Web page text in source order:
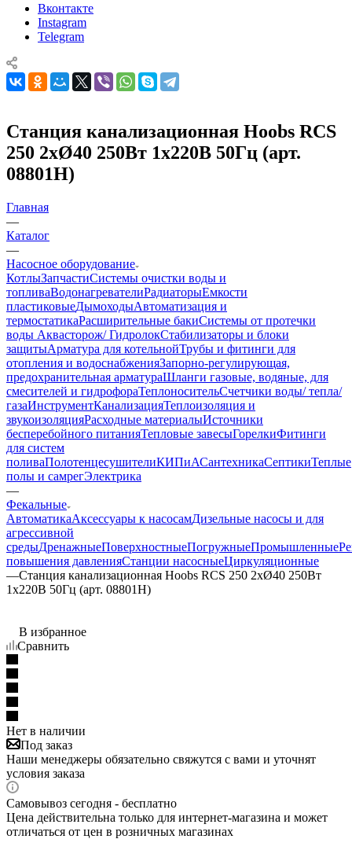
Вконтакте
Instagram
Telegram
Станция канализационная Hoobs RCS
250 2хØ40 250Вт 1x220В 50Гц (арт.
08801H)
Главная
—
Каталог
—
Насосное оборудование
КотлыЗапчастиСистемы очистки воды и
топливаВодонагревателиРадиаторыЕмкости
пластиковыеДымоходыАвтоматизация и
термостатикаРасширительные бакиСистемы от протечки
воды Аквасторож/ ГидролокСтабилизаторы и блоки
защитыАрматура для котельнойТрубы и фитинги для
отопления и водоснабженияЗапорно-регулирующая,
предохранительная арматураШланги газовые, водяные, для
смесителей и гидрофораТеплоносительСчетчики воды/ тепла/
газаИнструментКанализацияТеплоизоляция и
звукоизоляцияРасходные материалыИсточники
бесперебойного питанияТепловые завесыГорелкиФитинги
для систем
поливаПолотенцесушителиКИПиАСантехникаСептикиТеплые
полы и самрегЭлектрика
—
Фекальные
АвтоматикаАксессуары к насосамДизельные насосы и для
агрессивной
средыДренажныеПоверхностныеПогружныеПромышленные
повышения давленияСтанции насосныеЦиркуляционные
—Станция канализационная Hoobs RCS 250 2хØ40 250Вт
1x220В 50Гц (арт. 08801H)
В избранное
Сравнить
Нет в наличии
Под заказ
Наши менеджеры обязательно свяжутся с вами и уточнят
условия заказа
Самовывоз сегодня - бесплатно
Цена действительна только для интернет-магазина и может
отличаться от цен в розничных магазинах